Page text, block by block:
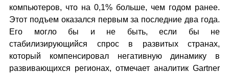
компьютеров, что на 0,1% больше, чем годом ранее.
Этот подъем оказался первым за последние два года.
Его могло бы и не быть, если бы не
стабилизирующийся спрос в развитых странах,
который компенсировал негативную динамику в
развивающихся регионах, отмечает аналитик Gartner